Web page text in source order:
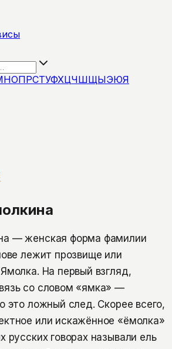
НОПРСТУФХЦЧШЩЫЭЮЯ
— женская форма фамилии
лежит прозвище или
На первый взгляд,
со словом «ямка» —
это ложный след. Скорее всего,
или искажённое «ёмолка»
русских говорах называли ель